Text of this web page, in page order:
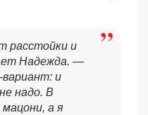
расстойки и
Надежда. —
и
надо. В
а я